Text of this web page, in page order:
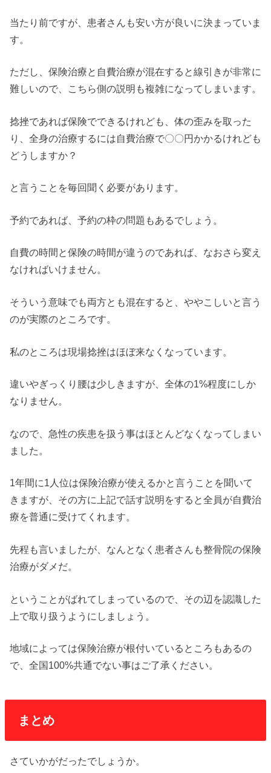
当たり前ですが、患者さんも安い方が良いに決まっていま
す。
ただし、保険治療と自費治療が混在すると線引きが非常に
難しいので、こちら側の説明も複雑になってしまいます。
捻挫であれば保険でできるけれども、体の歪みを取った
り、全身の治療するには自費治療で〇〇円かかるけれども
どうしますか？
と言うことを毎回聞く必要があります。
予約であれば、予約の枠の問題もあるでしょう。
自費の時間と保険の時間が違うのであれば、なおさら変え
なければいけません。
そういう意味でも両方とも混在すると、ややこしいと言う
のが実際のところです。
私のところは現場捻挫はほぼ来なくなっています。
違いやぎっくり腰は少しきますが、全体の1%程度にしか
なりません。
なので、急性の疾患を扱う事はほとんどなくなってしまい
ました。
1年間に1人位は保険治療が使えるかと言うことを聞いて
きますが、その方に上記で話す説明をすると全員が自費治
療を普通に受けてくれます。
先程も言いましたが、なんとなく患者さんも整骨院の保険
治療がダメだ。
ということがばれてしまっているので、その辺を認識した
上で取り扱うようにしましょう。
地域によっては保険治療が根付いているところもあるの
で、全国100%共通でない事はご了承ください。
まとめ
さていかがだったでしょうか。